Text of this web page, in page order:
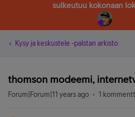
sulkeutuu kokonaan
Kysy ja keskustele -palstan arkisto
thomson modeemi,
Forum|Forum|11 years ago 1